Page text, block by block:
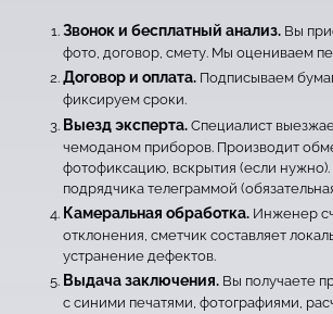
Звонок и бесплатный анализ.Вы
фото, договор, смету. Мы оцениваем
Договор и оплата.Подписываем
фиксируем сроки.
Выезд эксперта.Специалист
чемоданом приборов. Производит
фотофиксацию, вскрытия (если
подрядчика телеграммой
Камеральная обработка.Инженер
отклонения, сметчик составляет
устранение дефектов.
Выдача заключения.Вы получаете
с синими печатями, фотографиями,